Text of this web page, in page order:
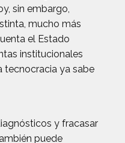
sin embargo,
mucho más
el Estado
institucionales
tecnocracia ya sabe
y fracasar
puede